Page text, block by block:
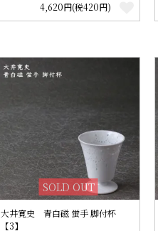
4,620円(税420円)
SOLD OUT
大井寛史 青白磁 蛍手 脚付杯
【3】